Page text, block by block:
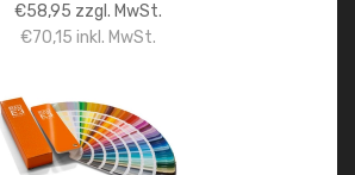
€58,95 zzgl. MwSt.
€70,15 inkl. MwSt.